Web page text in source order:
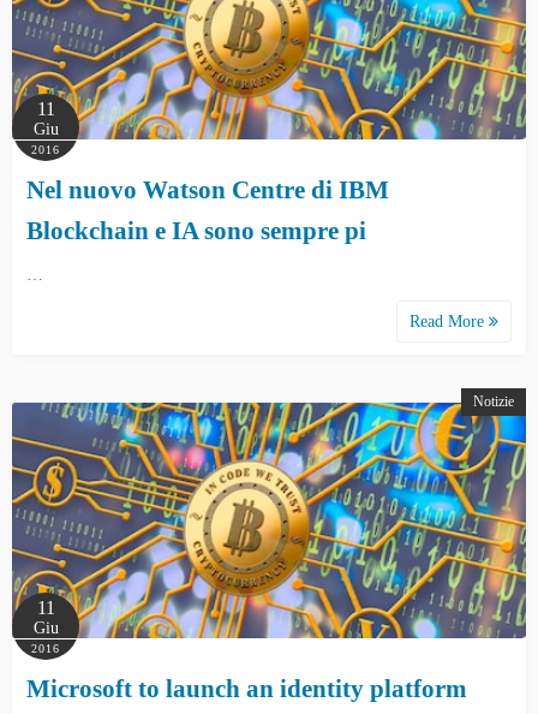
11
Giu
2016
Nel nuovo Watson Centre di IBM
Blockchain e IA sono sempre pi
…
Read More
Notizie
11
Giu
2016
Microsoft to launch an identity platform